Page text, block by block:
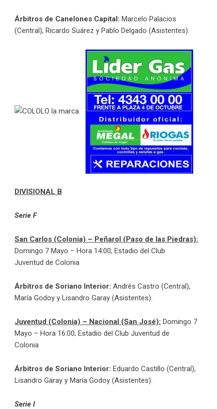
Árbitros de Canelones Capital: Marcelo Palacios
(Central), Ricardo Suárez y Pablo Delgado (Asistentes).
DIVISIONAL B
Serie F
San Carlos (Colonia) – Peñarol (Paso de las Piedras):
Domingo 7 Mayo – Hora 14:00; Estadio del Club
Juventud de Colonia
Árbitros de Soriano Interior: Andrés Castro (Central),
María Godoy y Lisandro Garay (Asistentes).
Juventud (Colonia) – Nacional (San José): Domingo 7
Mayo – Hora 16:00; Estadio del Club Juventud de
Colonia
Árbitros de Soriano Interior: Eduardo Castillo (Central),
Lisandro Garay y María Godoy (Asistentes).
Serie I